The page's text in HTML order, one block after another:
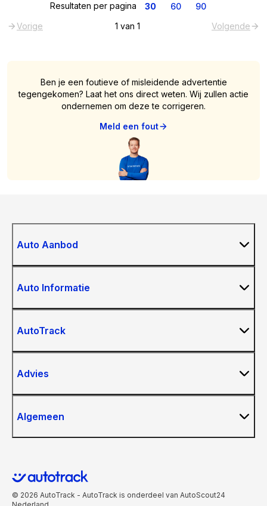
Resultaten per pagina 30 60
90
Vorige
1 van 1 Volgende
Ben je een foutieve of misleidende advertentie
tegengekomen? Laat het ons direct weten. Wij zullen actie
ondernemen om deze te corrigeren.
Meld een fout
Auto Aanbod
Auto Informatie
AutoTrack
Advies
Algemeen
© 2026 AutoTrack - AutoTrack is onderdeel van AutoScout24